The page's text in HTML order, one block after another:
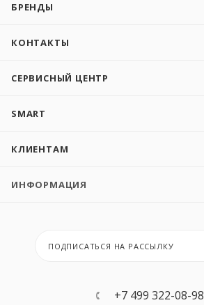
БРЕНДЫ
КОНТАКТЫ
СЕРВИСНЫЙ ЦЕНТР
SMART
КЛИЕНТАМ
ИНФОРМАЦИЯ
ПОДПИСАТЬСЯ НА РАССЫЛКУ
+7 499 322-08-98